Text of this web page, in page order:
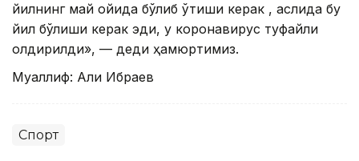
йилнинг май ойида бўлиб ўтиши керак , аслида бу
йил бўлиши керак эди, у коронавирус туфайли
қолдирилди», — деди ҳамюртимиз.
Муаллиф: Aли Ибраев
Спорт